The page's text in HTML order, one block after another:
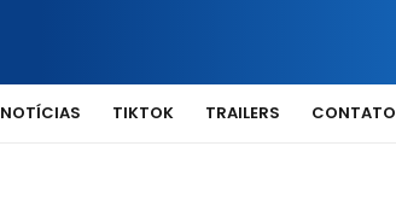
NOTÍCIAS TIKTOK TRAILERS CONTATO